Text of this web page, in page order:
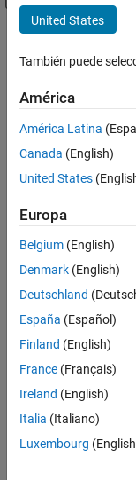
Contenido
FILTRADO POR
Product
Ordenar por
Guardar
empleos
seleccionados
No se
han
traducido
todos
los
empleos.
Busque
por
ubicación
United States
También puede
América
América Latina
Canada (English)
United States
Europa
Belgium (English)
Denmark (English)
Deutschland
España (Español)
Finland (English)
France (Français)
Ireland (English)
Italia (Italiano)
Luxembourg